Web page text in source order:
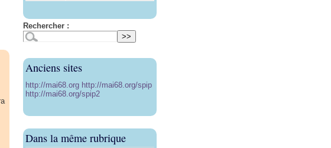
Rechercher :
Anciens sites
http://mai68.org http://mai68.org/spip
http://mai68.org/spip2
Dans la même rubrique